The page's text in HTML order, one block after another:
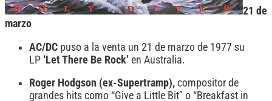
21 de
marzo
AC/DC puso a la venta un 21 de marzo de 1977 su
LP ‘Let There Be Rock’ en Australia.
Roger Hodgson (ex-Supertramp), compositor de
grandes hits como “Give a Little Bit” o “Breakfast in